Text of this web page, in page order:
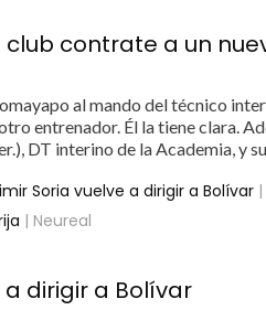
contrate a un
al mando del técnico
entrenador. Él la tiene clara.
DT interino de la Academia, y
Soria vuelve a dirigir a Bolívar
| Neureal
dirigir a Bolívar